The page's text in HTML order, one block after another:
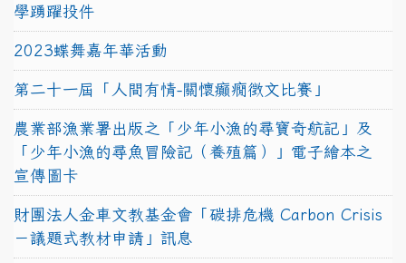
學踴躍投件
2023蝶舞嘉年華活動
第二十一屆「人間有情-關懷癲癇徵文比賽」
農業部漁業署出版之「少年小漁的尋寶奇航記」及
「少年小漁的尋魚冒險記（養殖篇）」電子繪本之
宣傳圖卡
財團法人金車文教基金會「碳排危機 Carbon Crisis
－議題式教材申請」訊息